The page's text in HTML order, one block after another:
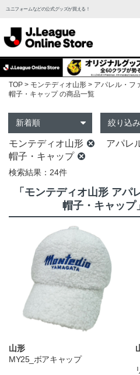
ユニフォームなどの公式グッズが買える！
TOP モンテディオ山形
アパレル・フ
帽子・キャップ の商品一覧
絞り込み
モンテディオ山形
アパレ
帽子・キャップ
検索結果：24件
「モンテディオ山形 アパ
帽子・キャップ
山形
MY25_ボアキャップ